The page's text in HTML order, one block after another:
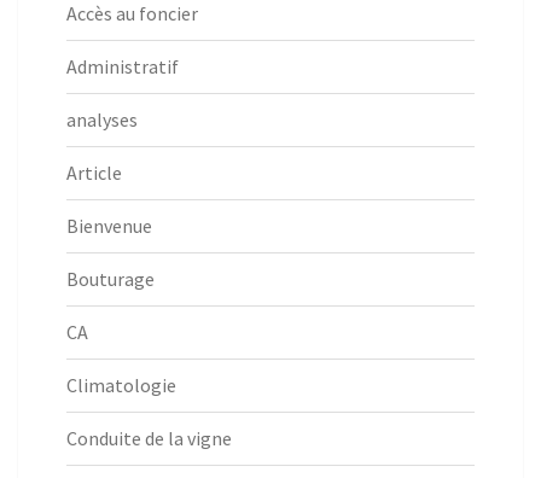
Accès au foncier
Administratif
analyses
Article
Bienvenue
Bouturage
CA
Climatologie
Conduite de la vigne